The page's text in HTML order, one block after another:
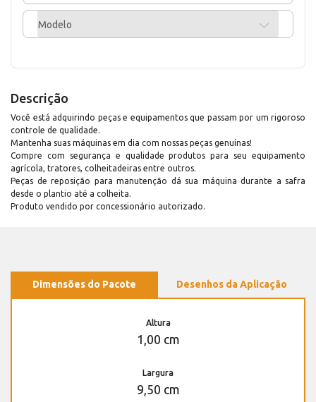
Modelo
Descrição
Você está adquirindo peças e equipamentos que passam por um rigoroso
controle de qualidade.
Mantenha suas máquinas em dia com nossas peças genuínas!
Compre com segurança e qualidade produtos para seu equipamento
agrícola, tratores, colheitadeiras entre outros.
Peças de reposição para manutenção dá sua máquina durante a safra
desde o plantio até a colheita.
Produto vendido por concessionário autorizado.
Dimensões do Pacote Desenhos da Aplicação
Altura
1,00 cm
Largura
9,50 cm